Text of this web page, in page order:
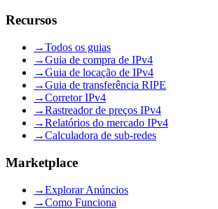
Recursos
→Todos os guias
→Guia de compra de IPv4
→Guia de locação de IPv4
→Guia de transferência RIPE
→Corretor IPv4
→Rastreador de preços IPv4
→Relatórios do mercado IPv4
→Calculadora de sub-redes
Marketplace
→Explorar Anúncios
→Como Funciona